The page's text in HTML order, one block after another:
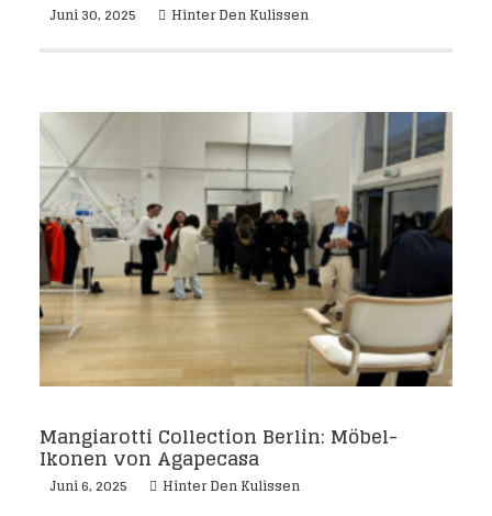
Juni 30, 2025 Hinter Den Kulissen
Mangiarotti Collection Berlin: Möbel-
Ikonen von Agapecasa
Juni 6, 2025 Hinter Den Kulissen